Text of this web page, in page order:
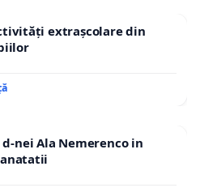
extrașcolare din
nei Ala Nemerenco in